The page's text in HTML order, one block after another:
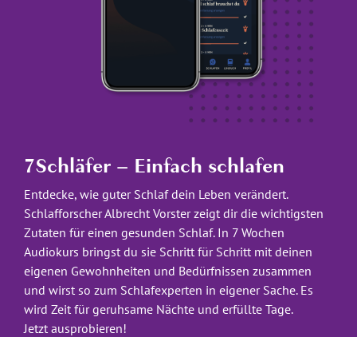
7Schläfer – Einfach schlafen
Entdecke, wie guter Schlaf dein Leben verändert.
Schlafforscher Albrecht Vorster zeigt dir die wichtigsten
Zutaten für einen gesunden Schlaf. In 7 Wochen
Audiokurs bringst du sie Schritt für Schritt mit deinen
eigenen Gewohnheiten und Bedürfnissen zusammen
und wirst so zum Schlafexperten in eigener Sache. Es
wird Zeit für geruhsame Nächte und erfüllte Tage.
Jetzt ausprobieren!